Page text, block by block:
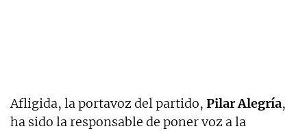
Afligida, la portavoz del partido, Pilar Alegría,
ha sido la responsable de poner voz a la